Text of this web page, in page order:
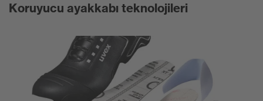
Koruyucu ayakkabı teknolojileri